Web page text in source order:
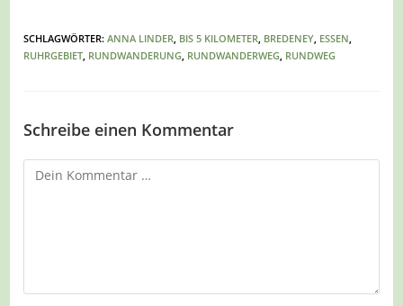
SCHLAGWÖRTER:ANNA LINDER, BIS 5 KILOMETER, BREDENEY, ESSEN,
RUHRGEBIET, RUNDWANDERUNG, RUNDWANDERWEG, RUNDWEG
Schreibe einen Kommentar
Kommentar